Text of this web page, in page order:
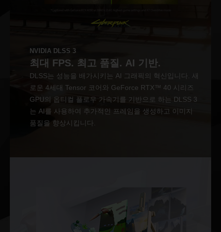
NVIDIA DLSS 3
최대 FPS. 최고 품질. AI 기반.
DLSS는 성능을 배가시키는 AI 그래픽의 혁신입니다. 새
로운 4세대 Tensor 코어와 GeForce RTX™ 40 시리즈
GPU의 옵티컬 플로우 가속기를 기반으로 하는 DLSS 3
는 AI를 사용하여 추가적인 프레임을 생성하고 이미지
품질을 향상시킵니다.